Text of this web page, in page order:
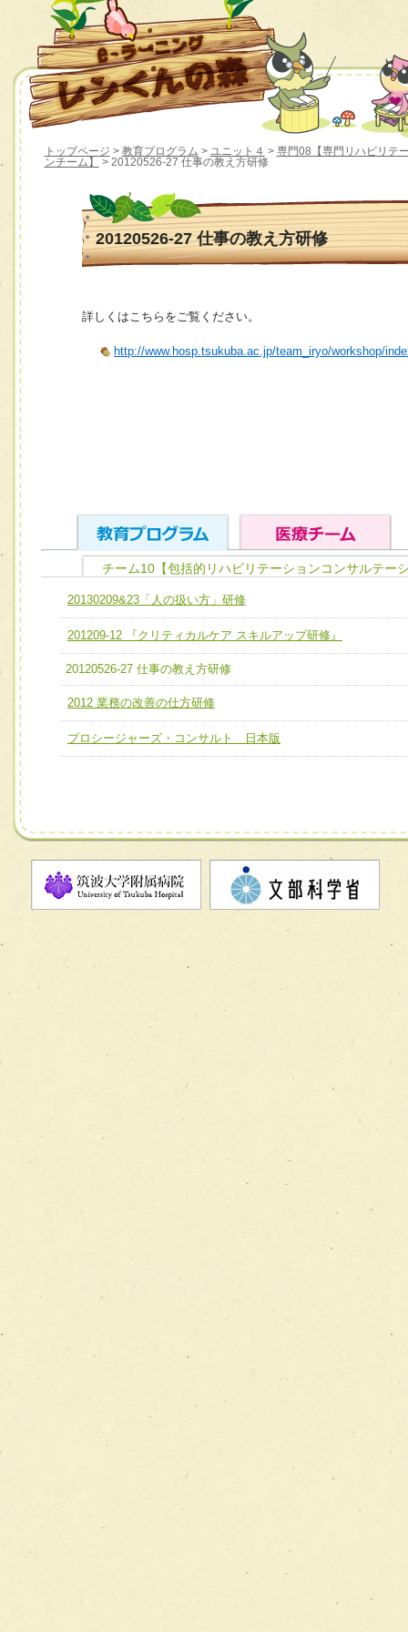
トップページ > 教育プログラム > ユニット４ > 専門08【専門リハビリテ
ンチーム】
> 20120526-27 仕事の教え方研修
20120526-27 仕事の教え方研修
詳しくはこちらをご覧ください。
http://www.hosp.tsukuba.ac.jp/team_iryo/workshop/
ユニット１ 医療人としての基礎能力
全人的医療を実践する医療人として、必要な基礎能力を身
ける
ユニット２ チーム医療構成力
ユニット３ 多職種連携力
他職種の視点とスキルを学び、相互理解と連携を深める
チーム01【病院内横断的問題解決チーム】
チーム02【地域医療連携推進による高度医療を必要とする
宅患者等支援チーム】
チーム03【癌患者服薬サポートチーム】
チーム04【口腔ケアチーム】
チーム07【病院職員に対する院内感染対策教育チーム】
チーム08【地域関係機関と連携した小児リハビリテーショ
チーム】
チーム09【術前から始める周術期リハビリテーションチー
チーム10【包括的リハビリテーションコンサルテーション
チーム10【包括的リハビリテーションコンサルテー
20130209&23「人の扱い方」研修
201209-12 『クリティカルケア スキルアップ研修』
20120526-27 仕事の教え方研修
2012 業務の改善の仕方研修
プロシージャーズ・コンサルト 日本版